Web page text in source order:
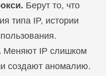
Берут то, что
типа IP, истории
Меняют IP слишком
создают аномалию.